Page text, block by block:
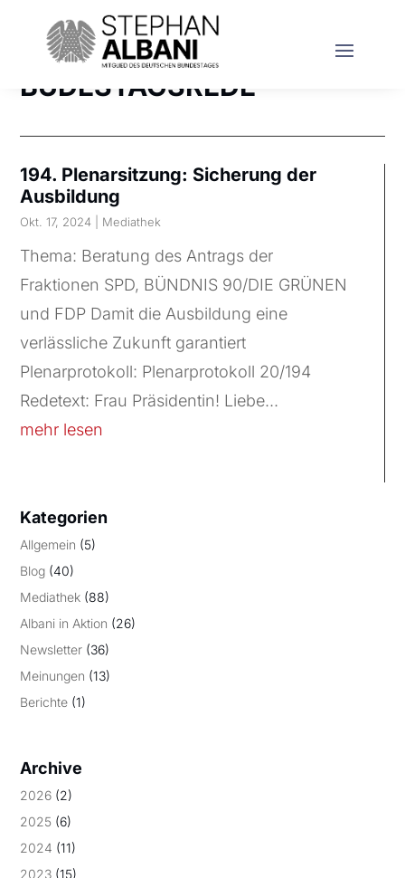
BUDESTAGSREDE
194. Plenarsitzung: Sicherung der
Ausbildung
Okt. 17, 2024 Mediathek
Thema: Beratung des Antrags der
Fraktionen SPD, BÜNDNIS 90/DIE GRÜNEN
und FDP Damit die Ausbildung eine
verlässliche Zukunft garantiert
Plenarprotokoll: Plenarprotokoll 20/194
Redetext: Frau Präsidentin! Liebe...
mehr lesen
Kategorien
Allgemein (5)
Blog (40)
Mediathek (88)
Albani in Aktion (26)
Newsletter (36)
Meinungen (13)
Berichte (1)
Archive
2026 (2)
2025 (6)
2024 (11)
2023 (15)